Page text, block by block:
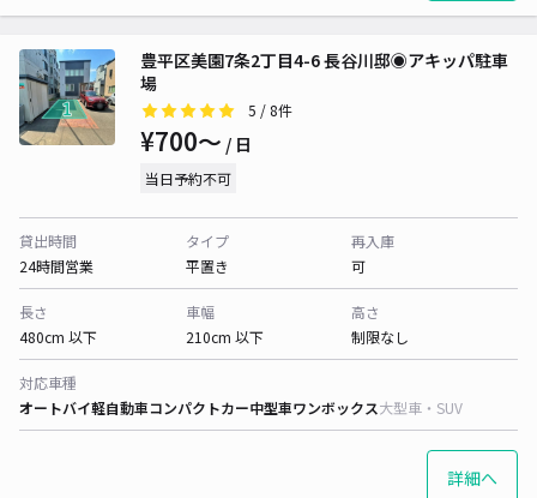
豊平区美園7条2丁目4-6 長谷川邸◉アキッパ駐車
場
5 / 8件
¥700〜 / 日
当日予約不可
貸出時間
24時間営業
タイプ
平置き
再入庫
可
長さ
480cm 以下
車幅
210cm 以下
高さ
制限なし
対応車種
オートバイ軽自動車コンパクトカー中型車ワンボックス大型車・SUV
詳細へ